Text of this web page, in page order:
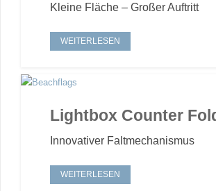
Kleine Fläche – Großer Auftritt
WEITERLESEN
Lightbox Counter
Innovativer Faltmechanismus
WEITERLESEN